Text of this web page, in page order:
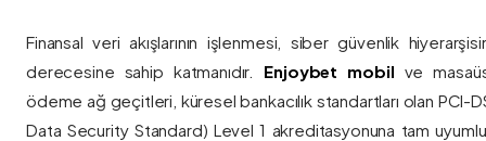
Finansal veri akışlarının işlenmesi, siber güvenlik
derecesine sahip katmanıdır. Enjoybet mobil ve
ödeme ağ geçitleri, küresel bankacılık standartları olan PCI-
Data Security Standard) Level 1 akreditasyonuna tam